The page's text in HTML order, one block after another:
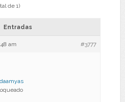
de 1)
Entradas
am #3777